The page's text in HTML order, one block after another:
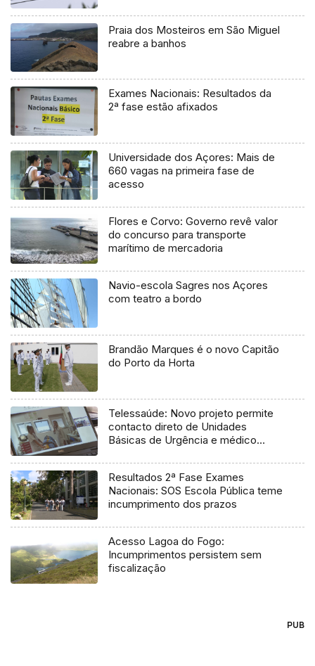
Praia dos Mosteiros em São Miguel
reabre a banhos
Exames Nacionais: Resultados da
2ª fase estão afixados
Universidade dos Açores: Mais de
660 vagas na primeira fase de
acesso
Flores e Corvo: Governo revê valor
do concurso para transporte
marítimo de mercadoria
Navio-escola Sagres nos Açores
com teatro a bordo
Brandão Marques é o novo Capitão
do Porto da Horta
Telessaúde: Novo projeto permite
contacto direto de Unidades
Básicas de Urgência e médico
Resultados 2ª Fase Exames
Nacionais: SOS Escola Pública teme
incumprimento dos prazos
Acesso Lagoa do Fogo:
Incumprimentos persistem sem
fiscalização
PUB